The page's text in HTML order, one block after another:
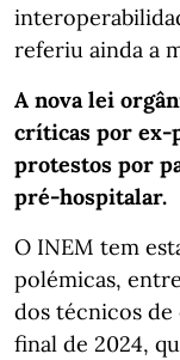
referiu ainda a
A nova lei
críticas por ex-
protestos por
pré-hospitalar.
O INEM tem
polémicas,
dos técnicos
final de 2024,